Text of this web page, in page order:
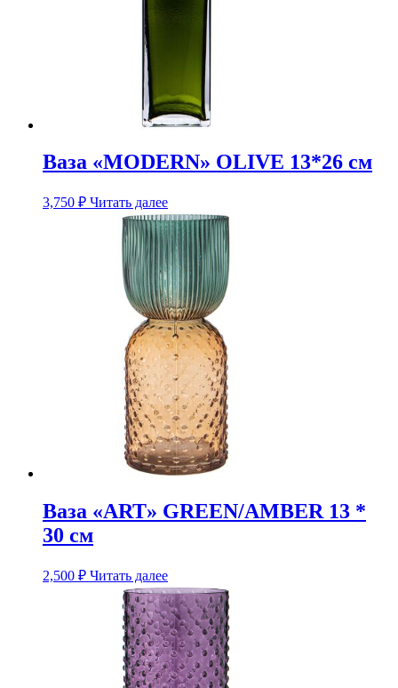
Ваза «MODERN» OLIVE 13*26 см
3,750 ₽ Читать далее
Ваза «ART» GREEN/AMBER 13 *
30 см
2,500 ₽ Читать далее